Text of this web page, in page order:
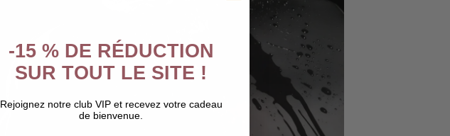
-15 % DE RÉDUCTION
SUR TOUT LE SITE !
Rejoignez notre club VIP et recevez votre cadeau
de bienvenue.